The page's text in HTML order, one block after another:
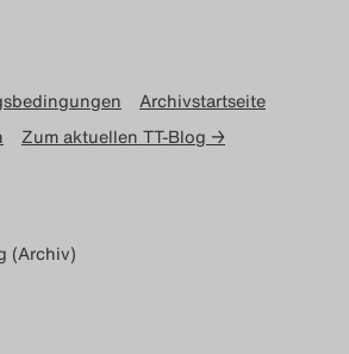
Archivstartseite
Zum aktuellen TT-Blog →
(Archiv)